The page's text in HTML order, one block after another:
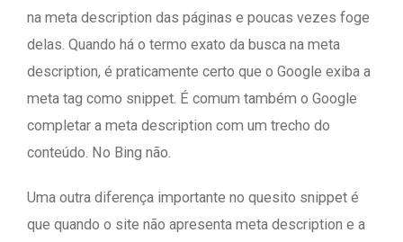
na meta description das páginas e poucas vezes foge
delas. Quando há o termo exato da busca na meta
description, é praticamente certo que o Google exiba a
meta tag como snippet. É comum também o Google
completar a meta description com um trecho do
conteúdo. No Bing não.
Uma outra diferença importante no quesito snippet é
que quando o site não apresenta meta description e a